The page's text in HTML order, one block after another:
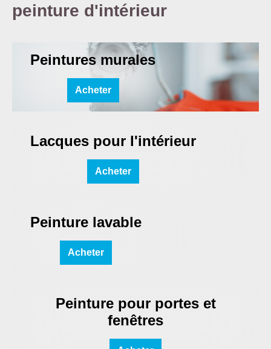
peinture d'intérieur
Peintures murales
Acheter
Lacques pour l'intérieur
Acheter
Peinture lavable
Acheter
Peinture pour portes et
fenêtres